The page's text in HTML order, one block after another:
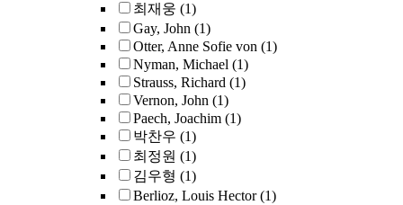
최재웅 (1)
Gay, John (1)
Otter, Anne Sofie von (1)
Nyman, Michael (1)
Strauss, Richard (1)
Vernon, John (1)
Paech, Joachim (1)
박찬우 (1)
최정원 (1)
김우형 (1)
Berlioz, Louis Hector (1)